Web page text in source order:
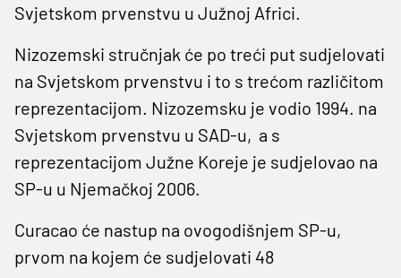
Svjetskom prvenstvu u Južnoj Africi.
Nizozemski stručnjak će po treći put sudjelovati
na Svjetskom prvenstvu i to s trećom različitom
reprezentacijom. Nizozemsku je vodio 1994. na
Svjetskom prvenstvu u SAD-u, a s
reprezentacijom Južne Koreje je sudjelovao na
SP-u u Njemačkoj 2006.
Curacao će nastup na ovogodišnjem SP-u,
prvom na kojem će sudjelovati 48